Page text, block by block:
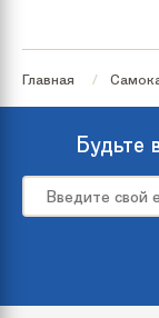
Главная
Будьте